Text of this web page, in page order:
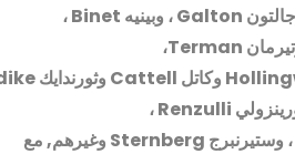
، وبينيه
،
،
وكاتل وثورندايك
،
، وستيرنبرج
وغيرهم, مع